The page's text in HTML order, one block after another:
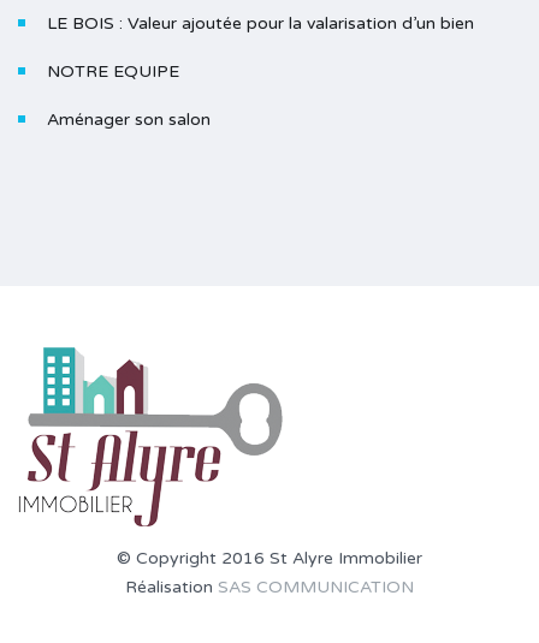
LE BOIS : Valeur ajoutée pour la valarisation d’un bien
NOTRE EQUIPE
Aménager son salon
© Copyright 2016 St Alyre Immobilier
Réalisation SAS COMMUNICATION